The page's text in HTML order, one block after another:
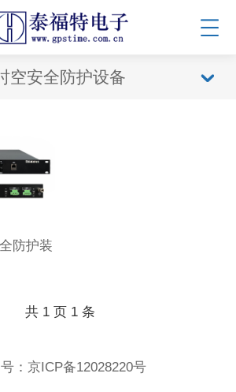
空安全防护设备
防护装
共 1页 1条
： 京ICP备12028220号